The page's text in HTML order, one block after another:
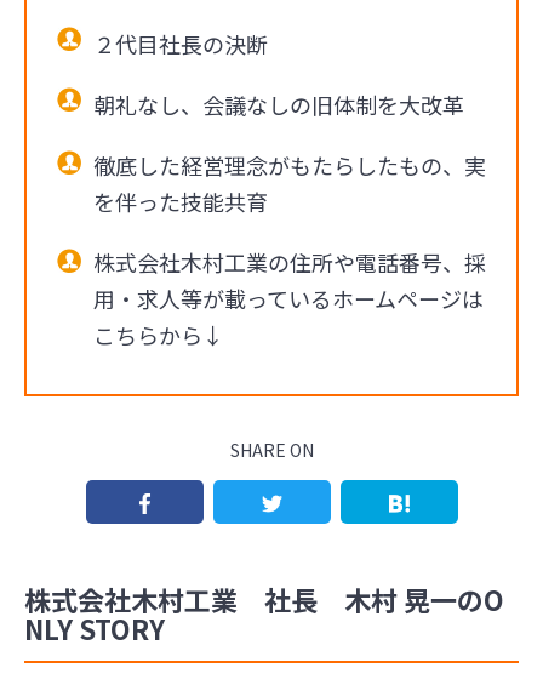
２代目社長の決断
朝礼なし、会議なしの旧体制を大改革
徹底した経営理念がもたらしたもの、実
を伴った技能共育
株式会社木村工業の住所や電話番号、採
用・求人等が載っているホームページは
こちらから↓
SHARE ON
株式会社木村工業 社長 木村 晃一のO
NLY STORY